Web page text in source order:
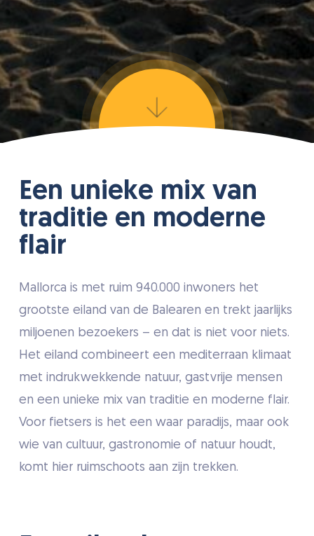
Navigate
the
next
Een unieke mix van
traditie en moderne
flair
Mallorca is met ruim 940.000 inwoners het
grootste eiland van de Balearen en trekt jaarlijks
miljoenen bezoekers – en dat is niet voor niets.
Het eiland combineert een mediterraan klimaat
met indrukwekkende natuur, gastvrije mensen
en een unieke mix van traditie en moderne flair.
Voor fietsers is het een waar paradijs, maar ook
wie van cultuur, gastronomie of natuur houdt,
komt hier ruimschoots aan zijn trekken.